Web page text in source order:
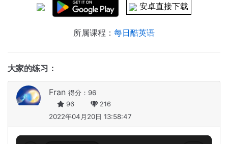
安卓直接下载
所属课程： 每日酷英语
大家的练习：
Fran 得分：96
96 216
2022年04月20日 13:58:47